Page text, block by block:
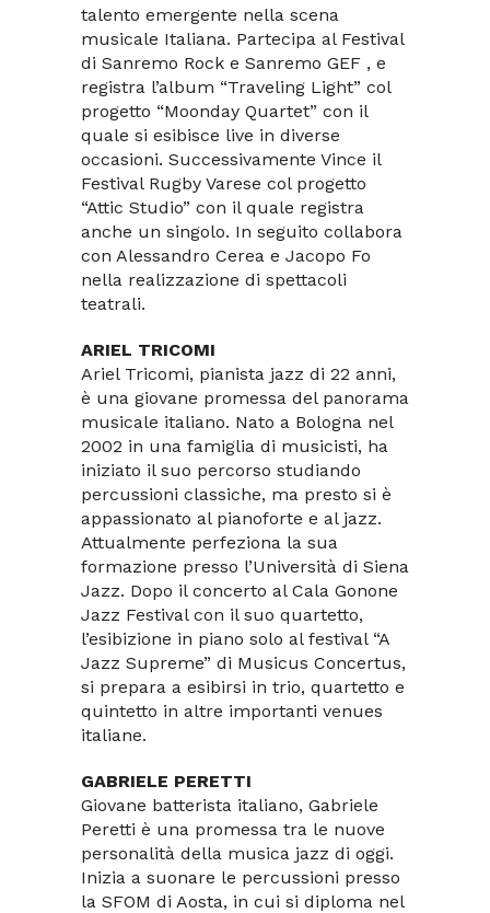
talento emergente nella scena
musicale Italiana. Partecipa al Festival
di Sanremo Rock e Sanremo GEF , e
registra l’album “Traveling Light” col
progetto “Moonday Quartet” con il
quale si esibisce live in diverse
occasioni. Successivamente Vince il
Festival Rugby Varese col progetto
“Attic Studio” con il quale registra
anche un singolo. In seguito collabora
con Alessandro Cerea e Jacopo Fo
nella realizzazione di spettacoli
teatrali.
ARIEL TRICOMI
Ariel Tricomi, pianista jazz di 22 anni,
è una giovane promessa del panorama
musicale italiano. Nato a Bologna nel
2002 in una famiglia di musicisti, ha
iniziato il suo percorso studiando
percussioni classiche, ma presto si è
appassionato al pianoforte e al jazz.
Attualmente perfeziona la sua
formazione presso l’Università di Siena
Jazz. Dopo il concerto al Cala Gonone
Jazz Festival con il suo quartetto,
l’esibizione in piano solo al festival “A
Jazz Supreme” di Musicus Concertus,
si prepara a esibirsi in trio, quartetto e
quintetto in altre importanti venues
italiane.
GABRIELE PERETTI
Giovane batterista italiano, Gabriele
Peretti è una promessa tra le nuove
personalità della musica jazz di oggi.
Inizia a suonare le percussioni presso
la SFOM di Aosta, in cui si diploma nel